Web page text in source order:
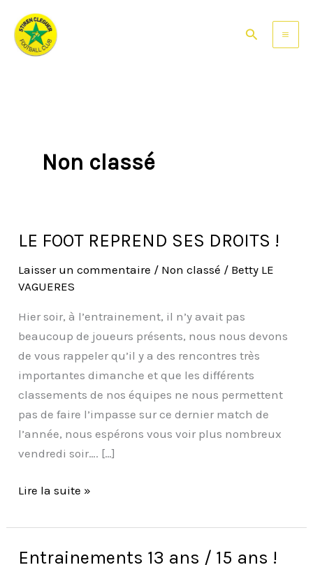
contenu
Rechercher
Non classé
LE FOOT REPREND SES DROITS !
Laisser un commentaire / Non classé / Betty LE
VAGUERES
Hier soir, à l’entrainement, il n’y avait pas
beaucoup de joueurs présents, nous nous devons
de vous rappeler qu’il y a des rencontres très
importantes dimanche et que les différents
classements de nos équipes ne nous permettent
pas de faire l’impasse sur ce dernier match de
l’année, nous espérons vous voir plus nombreux
vendredi soir…. […]
LE
REPREND
DROITS
!
Lire la suite »
Entrainements 13 ans / 15 ans !
Entrainements